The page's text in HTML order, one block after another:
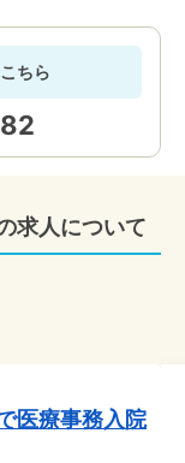
ちら
求人について
医療事務入院